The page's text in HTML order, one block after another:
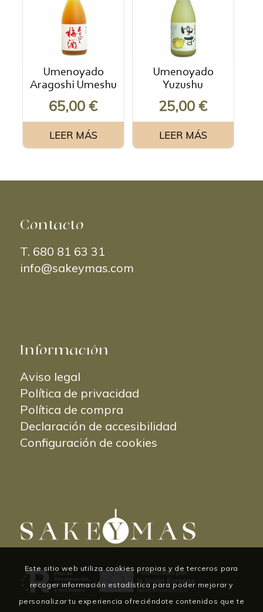
Umenoyado
Aragoshi Umeshu
65,00€
LEER MÁS
Umenoyado
Yuzushu
25,00€
LEER MÁS
Contacto
T. 680 81 63 31
info@sakeymas.com
Información
Aviso legal
Política de privacidad
Política de compra
Declaración de accesibilidad
Configuración de cookies
Este sitio web utiliza cookies propias y de terceros para
recoger información estadística para poder mejorar y
personalizar tu experiencia ofreciéndote contenidos que te